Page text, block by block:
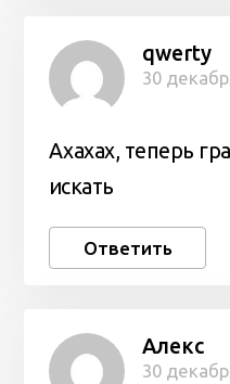
qwerty
30
Ахахах, теперь
искать
Ответить
Алекс
30